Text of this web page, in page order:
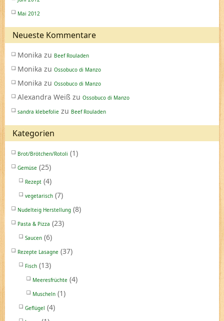
Mai 2012
Neueste Kommentare
Monika zu Beef Rouladen
Monika zu Ossobuco di Manzo
Monika zu Ossobuco di Manzo
Alexandra Weiß zu Ossobuco di Manzo
sandra klebefolie zu Beef Rouladen
Kategorien
Brot/Brötchen/Rotoli (1)
Gemüse (25)
Rezept (4)
vegetarisch (7)
Nudelteig Herstellung (8)
Pasta & Pizza (23)
Saucen (6)
Rezepte Lasagne (37)
Fisch (13)
Meeresfrüchte (4)
Muscheln (1)
Geflügel (4)